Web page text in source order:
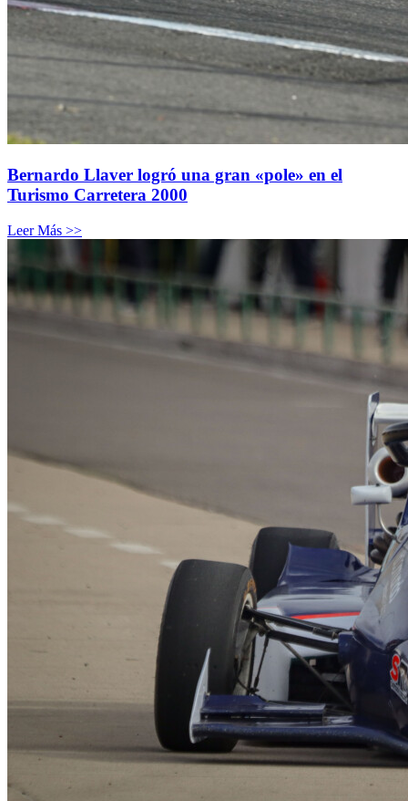
Bernardo Llaver logró una gran «pole» en el
Turismo Carretera 2000
Leer Más >>